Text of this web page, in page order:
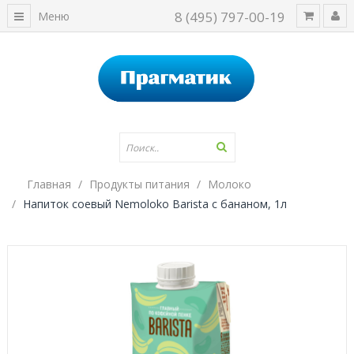
8 (495) 797-00-19
Меню
Главная Продукты питания
Молоко
Напиток соевый Nemoloko Barista с бананом, 1л